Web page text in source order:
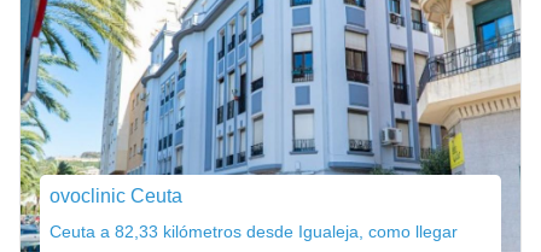
ovoclinic Ceuta
Ceuta a 82,33 kilómetros desde Igualeja, como llegar